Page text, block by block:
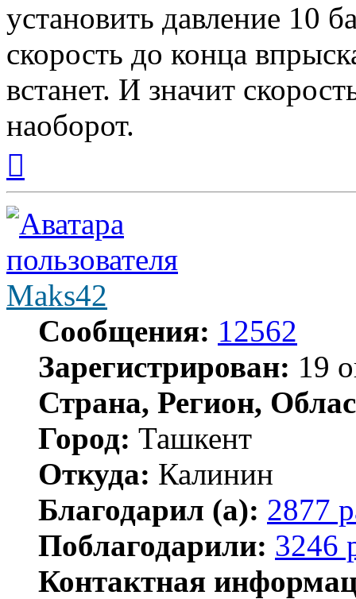
установить давление 10
скорость до конца
встанет. И значит
наоборот.
началу
Maks42
Сообщения: 12562
Зарегистрирован: 19
Страна, Регион,
Город: Ташкент
Откуда: Калинин
Благодарил (а): 2877
Поблагодарили: 3246
Контактная